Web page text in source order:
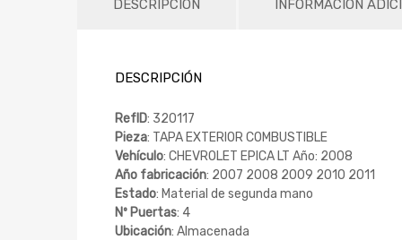
DESCRIPCIÓN INFORMACIÓN
DESCRIPCIÓN
RefID: 320117
Pieza: TAPA EXTERIOR COMBUSTIBLE
Vehículo: CHEVROLET EPICA LT Año: 2008
Año fabricación: 2007 2008 2009 2010 2011
Estado: Material de segunda mano
Nº Puertas: 4
Ubicación: Almacenada